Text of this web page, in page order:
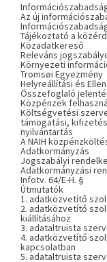
Az új
Tájékoztató a
Közadatkereső
Releváns
Környezeti
Tromsøi Egyezmény
Helyreállítási és
Összefoglaló
Közpénzek
Költségvetési
támogatási,
nyilvántartás
A NAIH
Adatkormányzás
Jogszabályi
Adatkormányzási
Infotv. 64/E-H. §
Útmutatók
1. adatközvetítő
2. adatközvetítő
kiállításához
3. adataltruista
4. adatközvetítő
kapcsolatban
5. adataltruista